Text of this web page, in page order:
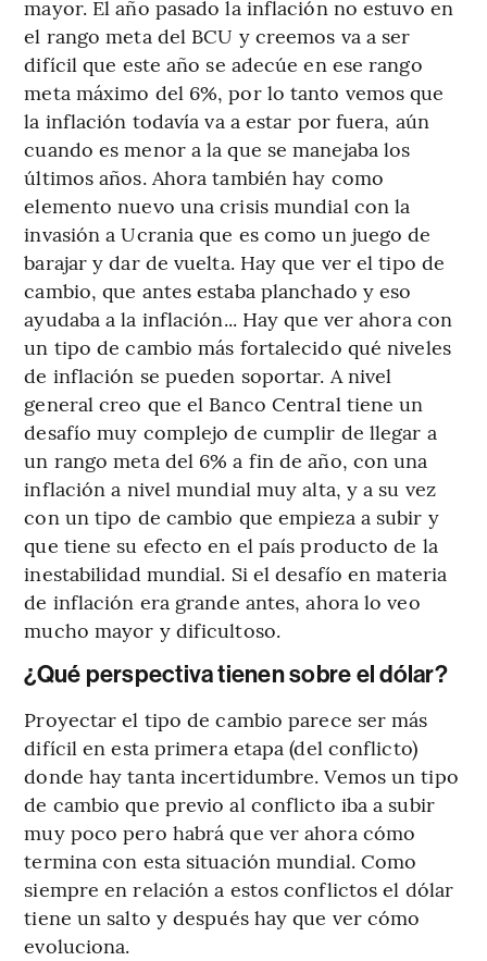
mayor. El año pasado la inflación no estuvo en
el rango meta del BCU y creemos va a ser
difícil que este año se adecúe en ese rango
meta máximo del 6%, por lo tanto vemos que
la inflación todavía va a estar por fuera, aún
cuando es menor a la que se manejaba los
últimos años. Ahora también hay como
elemento nuevo una crisis mundial con la
invasión a Ucrania que es como un juego de
barajar y dar de vuelta. Hay que ver el tipo de
cambio, que antes estaba planchado y eso
ayudaba a la inflación... Hay que ver ahora con
un tipo de cambio más fortalecido qué niveles
de inflación se pueden soportar. A nivel
general creo que el Banco Central tiene un
desafío muy complejo de cumplir de llegar a
un rango meta del 6% a fin de año, con una
inflación a nivel mundial muy alta, y a su vez
con un tipo de cambio que empieza a subir y
que tiene su efecto en el país producto de la
inestabilidad mundial. Si el desafío en materia
de inflación era grande antes, ahora lo veo
mucho mayor y dificultoso.
¿Qué perspectiva tienen sobre el dólar?
Proyectar el tipo de cambio parece ser más
difícil en esta primera etapa (del conflicto)
donde hay tanta incertidumbre. Vemos un tipo
de cambio que previo al conflicto iba a subir
muy poco pero habrá que ver ahora cómo
termina con esta situación mundial. Como
siempre en relación a estos conflictos el dólar
tiene un salto y después hay que ver cómo
evoluciona.